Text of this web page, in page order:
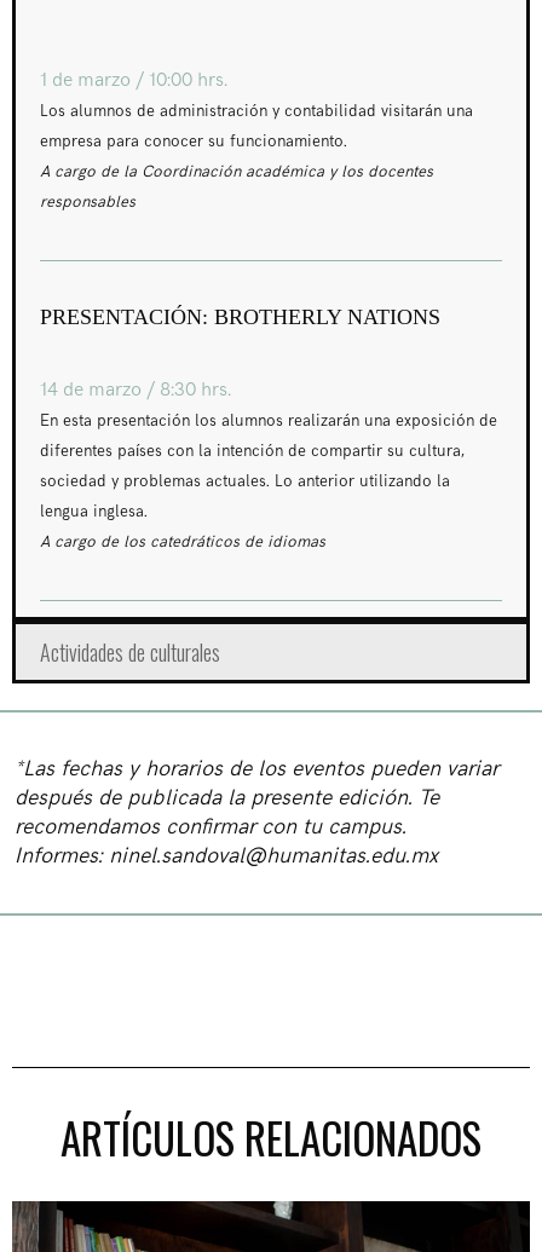
1 de marzo / 10:00 hrs.
Los alumnos de administración y contabilidad visitarán una
empresa para conocer su funcionamiento.
A cargo de la Coordinación académica y los docentes
responsables
PRESENTACIÓN: BROTHERLY NATIONS
14 de marzo / 8:30 hrs.
En esta presentación los alumnos realizarán una exposición de
diferentes países con la intención de compartir su cultura,
sociedad y problemas actuales. Lo anterior utilizando la
lengua inglesa.
A cargo de los catedráticos de idiomas
Actividades de culturales
*Las fechas y horarios de los eventos pueden variar
después de publicada la presente edición. Te
recomendamos confirmar con tu campus.
Informes: ninel.sandoval@humanitas.edu.mx
ARTÍCULOS RELACIONADOS